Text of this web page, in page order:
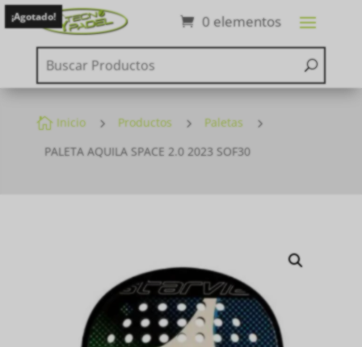
0 elementos
¡Agotado!
 Inicio 5 Productos 5 Paletas 5
PALETA AQUILA SPACE 2.0 2023 SOF30